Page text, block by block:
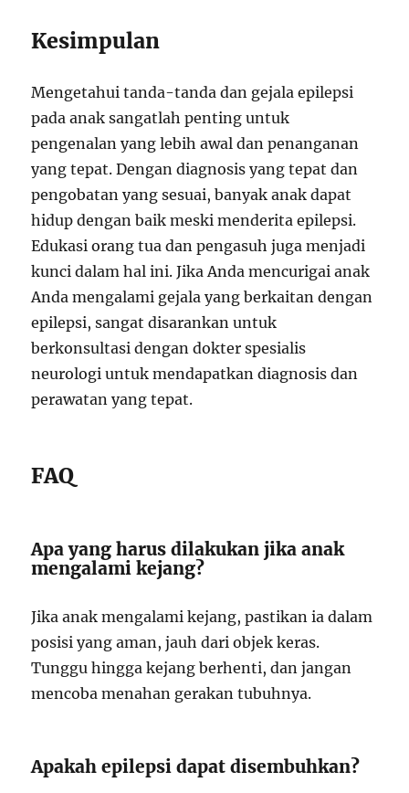
Kesimpulan
Mengetahui tanda-tanda dan gejala epilepsi
pada anak sangatlah penting untuk
pengenalan yang lebih awal dan penanganan
yang tepat. Dengan diagnosis yang tepat dan
pengobatan yang sesuai, banyak anak dapat
hidup dengan baik meski menderita epilepsi.
Edukasi orang tua dan pengasuh juga menjadi
kunci dalam hal ini. Jika Anda mencurigai anak
Anda mengalami gejala yang berkaitan dengan
epilepsi, sangat disarankan untuk
berkonsultasi dengan dokter spesialis
neurologi untuk mendapatkan diagnosis dan
perawatan yang tepat.
FAQ
Apa yang harus dilakukan jika anak
mengalami kejang?
Jika anak mengalami kejang, pastikan ia dalam
posisi yang aman, jauh dari objek keras.
Tunggu hingga kejang berhenti, dan jangan
mencoba menahan gerakan tubuhnya.
Apakah epilepsi dapat disembuhkan?